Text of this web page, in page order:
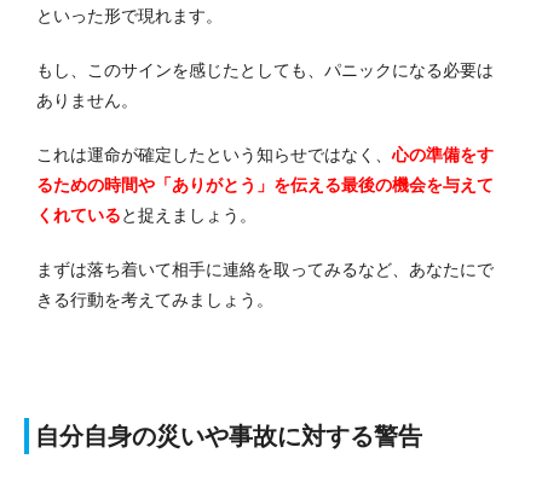
といった形で現れます。
もし、このサインを感じたとしても、パニックになる必要は
ありません。
これは運命が確定したという知らせではなく、 心の準備をす
るための時間や「ありがとう」を伝える最後の機会を与えて
くれていると捉えましょう。
まずは落ち着いて相手に連絡を取ってみるなど、あなたにで
きる行動を考えてみましょう。
自分自身の災いや事故に対する警告